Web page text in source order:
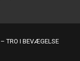
TRO I BEVÆGELSE